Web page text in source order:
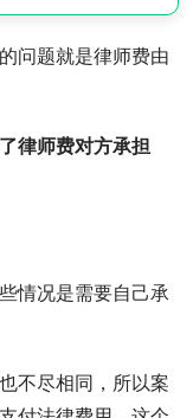
问题就是律师费由
律师费对方承担
情况是需要自己承
不尽相同，所以案